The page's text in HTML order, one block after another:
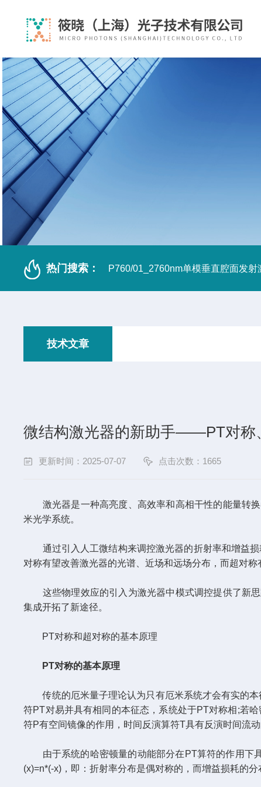
热门搜索： P760/01_2760nm单模垂直腔面发射
技术文章
微结构激光器的新助手——PT对称
更新时间：2025-07-07 点击次数：1665
激光器是一种高亮度、高效率和高相干性的能量转换
米光学系统。
通过引入人工微结构来调控激光器的折射率和增益损
对称有望改善激光器的光谱、近场和远场分布，而超对称
这些物理效应的引入为激光器中模式调控提供了新思
集成开拓了新途径。
PT对称和超对称的基本原理
PT对称的基本原理
传统的厄米量子理论认为只有厄米系统才会有实的本
符PT对易并具有相同的本征态，系统处于PT对称相;若
符P有空间镜像的作用，时间反演算符T具有反演时间流动
由于系统的哈密顿量的动能部分在PT算符的作用下具
(x)=n*(-x)，即：折射率分布是偶对称的，而增益损耗的分